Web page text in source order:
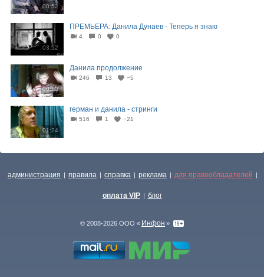
00:52
03:52
ПРЕМЬЕРА: Данила Дунаев - Теперь я знаю
4 0 0
00:52
Данила продолжение
246 13 −5
01:24
герман и данила - стринги
516 1 −21
администрация | правила | справка | реклама | для правообладателей |
оплата VIP | блог
© 2008-2026 ООО « Инфон »